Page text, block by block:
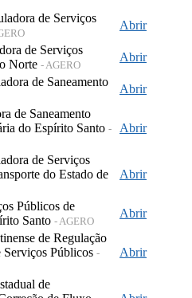
de Serviços
Abrir
de Serviços
Norte - AGERO
Abrir
de Saneamento
Abrir
de Saneamento
do Espírito Santo -
Abrir
de Serviços
do Estado de
Abrir
Públicos de
Santo - AGERO
Abrir
de Regulação
Serviços Públicos -
Abrir
de